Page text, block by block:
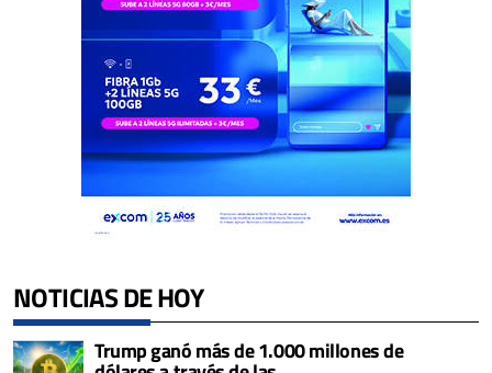
NOTICIAS DE HOY
Trump ganó más de 1.000 millones de